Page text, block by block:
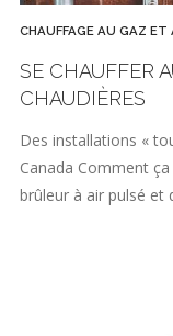
CHAUFFAGE AU GAZ
SE CHAUFFER
CHAUDIÈRES
Des installations «
Canada Comment ça
brûleur à air pulsé et